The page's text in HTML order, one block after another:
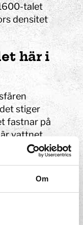
Om
talet
densitet
här i
stiger
fastnar på
vattnet
växer
lågtryck.